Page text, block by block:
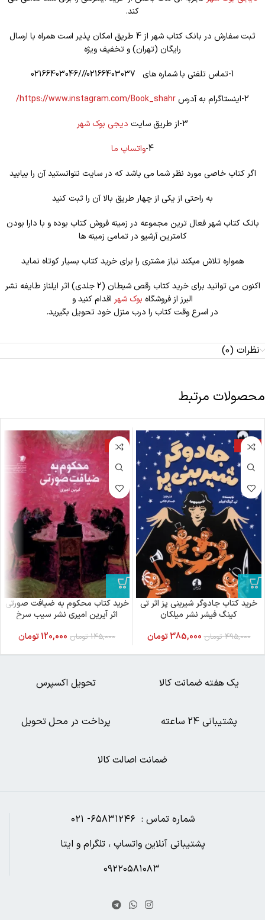
کند.
ثبت سفارش در بانک کتاب شهر از 4 طریق امکان پذیر است همراه با ارسال
رایگان (تهران) و تخفیف ویژه
1-تماس تلفنی با شماره های 02166403037///02166403046
2-اینستاگرام به آدرس
https://www.instagram.com/Book_shahr/
3-از طریق سایت
دیجی بوک شهر
4- واتساپ ما
اگر کتاب خاصی مورد نظر شما می باشد که در سایت نتوانستید آن را بیابید
به راحتی از یکی از چهار طریق بالا آن را ثبت کنید
بانک کتاب شهر فعال ترین مجموعه در زمینه فروش کتاب بوده و با دارا بودن
کامترین آرشیو در تمامی زمینه ها
همواره تلاش میکند نیاز مشتری را برای خرید کتاب بسیار کوتاه نماید
اکنون می توانید برای خرید کتاب رقص شیطان (2 جلدی) اثر ایلناز طایفه نشر
البرز از فروشگاه بوک شهر اقدام کنید و
در اسرع وقت کتاب را درب منزل خود تحویل بگیرید.
نظرات (0)
محصولات مرتبط
-22%
خرید کتاب جادوگر شیرینی پز اثر تی
کینگ فیشر نشر میلکان
495,000 تومان 385,000تومان
-17%
خرید کتاب محکوم به ضیافت صورتی
اثر آیرین امیری نشر سیب سرخ
145,000 تومان 120,000تومان
ضمانت اصالت کالا
پرداخت در محل تحویل پشتیبانی 24 ساعته
تحویل اکسپرس یک هفته ضمانت کالا
شماره تماس : ۶۵۸۳۱۲۴۶- ۰۲۱
پشتیبانی آنلاین واتساپ ، تلگرام و ایتا